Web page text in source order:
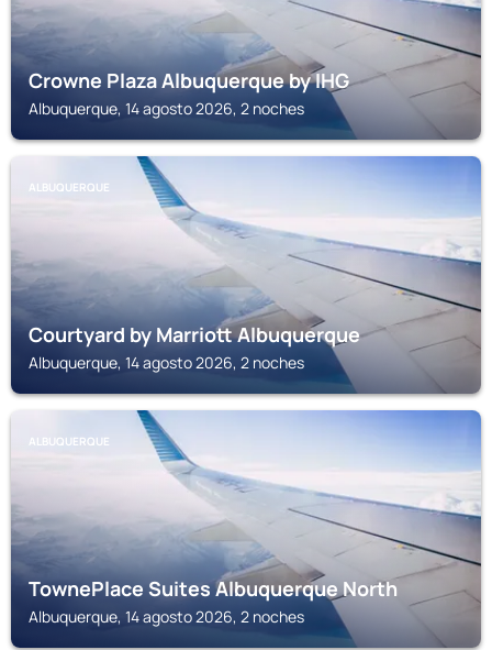
Crowne Plaza Albuquerque by IHG
Albuquerque, 14 agosto 2026, 2 noches
ALBUQUERQUE
Courtyard by Marriott Albuquerque
Albuquerque, 14 agosto 2026, 2 noches
ALBUQUERQUE
TownePlace Suites Albuquerque North
Albuquerque, 14 agosto 2026, 2 noches